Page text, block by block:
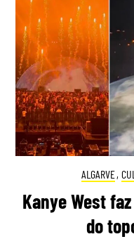
ALGARVE,
Kanye West
do